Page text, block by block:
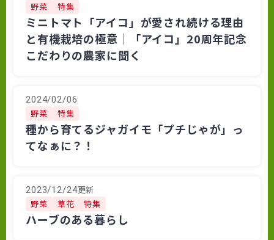
野菜 特集
ミニトマト「アイコ」が愛され続ける理由
と有機栽培の極意｜「アイコ」20周年記念
こだわりの農家に聞く
2024/02/06
野菜 特集
種から育てるジャガイモ「プチじゃが」っ
てなぁに？！
2023/12/24更新
野菜
草花 特集
ハーブのある暮らし